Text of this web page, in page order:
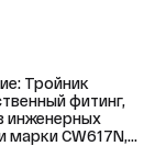
фитинг,
инженерных
марки CW617N,